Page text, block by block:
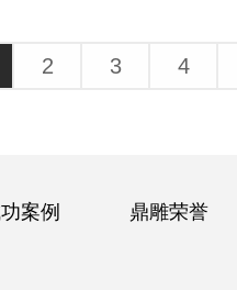
2 3 4
案例 鼎雕荣誉